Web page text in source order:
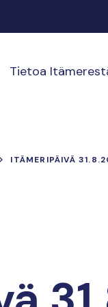
Tietoa
ITÄMERIPÄIVÄ